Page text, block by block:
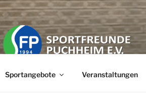
Der Freizeit Sportverein in der Stadt
Sportangebote Veranstaltungen